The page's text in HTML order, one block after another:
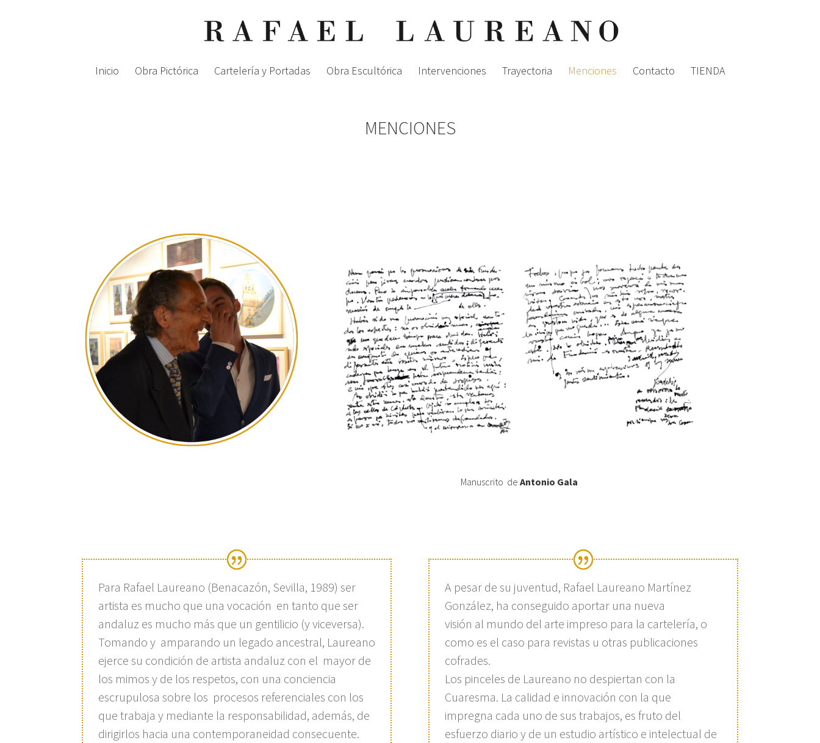
Inicio Obra Pictórica Cartelería y Portadas Obra Escultórica Intervenciones Trayectoria Menciones Contacto TIENDA
MENCIONES
Manuscrito deAntonio Gala
Para Rafael Laureano (Benacazón, Sevilla, 1989) ser
artista es mucho que una vocación en tanto que ser
andaluz es mucho más que un gentilicio (y viceversa).
Tomando y amparando un legado ancestral, Laureano
ejerce su condición de artista andaluz con el mayor de
los mimos y de los respetos, con una conciencia
escrupulosa sobre los procesos referenciales con los
que trabaja y mediante la responsabilidad, además, de
dirigirlos hacia una contemporaneidad consecuente.
A pesar de su juventud, Rafael Laureano Martínez
González, ha conseguido aportar una nueva
visión al mundo del arte impreso para la cartelería, o
como es el caso para revistas u otras publicaciones
cofrades.
Los pinceles de Laureano no despiertan con la
Cuaresma. La calidad e innovación con la que
impregna cada uno de sus trabajos, es fruto del
esfuerzo diario y de un estudio artístico e intelectual de